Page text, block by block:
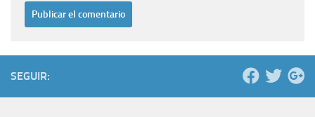
SEGUIR: